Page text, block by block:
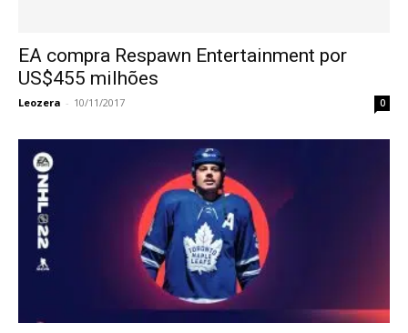
EA compra Respawn Entertainment por
US$455 milhões
Leozera - 10/11/2017 0